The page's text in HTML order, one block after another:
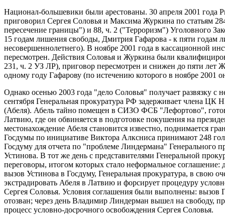
Национал-большевики были арестованы. 30 апреля 2001 года
приговорил Сергея Соловья и Максима Журкина по статьям
пересечение границы") и 88, ч. 2 ("Терроризм") Уголовного
15 годам лишения свободы, Дмитрия Гафарова - к пяти годам
несовершеннолетнего). В ноябре 2001 года в кассационной
пересмотрен. Действия Соловья и Журкина были
231, ч. 2 УЗ ЛР), приговор пересмотрен и снижен до пяти лет
одному году Гафарову (по истечению которого в ноябре 2001
Однако осенью 2003 года "дело Соловья" получает развязку с
сентября Генеральная прокуратура РФ задерживает члена
(Абеля). Абель тайно помещен в СИЗО ФСБ "Лефортово",
Латвию, где он обвиняется в подготовке покушения на
местонахождение Абеля становится известно, поднимается
Госдумы по инициативе Виктора Алксниса принимают 248
Госдуму для отчета по "проблеме Линдермана" Генерального
Устинова. В тот же день с представителями Генеральной
переговоры, итогом которых стало неформальное соглашение:
вызов Устинова в Госдуму, Генеральная прокуратура, в свою
экстрадировать Абеля в Латвию и форсирует процедуру
Сергея Соловья. Условия соглашения были выполнены: вызов
отозван; через день Владимир Линдерман вышел на свободу,
процесс условно-досрочного освобождения Сергея Соловья.